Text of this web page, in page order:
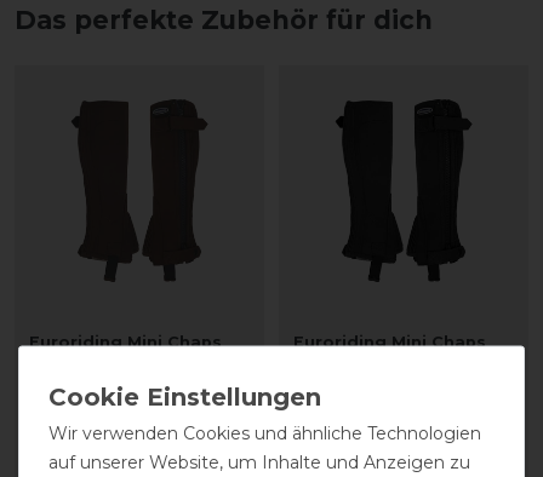
Das perfekte Zubehör für dich
Euroriding Mini Chaps
20,65 € *
Euroriding Mini Chaps
20,65 € *
Wir verwenden Cookies und ähnliche Technologien
auf unserer Website, um Inhalte und Anzeigen zu